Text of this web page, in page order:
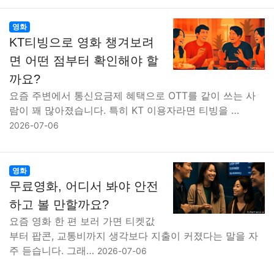
영화
KT티빙으로 영화 챙겨보려
면 어떤 점부터 확인해야 할
까요?
요즘 주변에서 통신요금제 혜택으로 OTT를 같이 쓰는 사
람이 꽤 많아졌습니다. 특히 KT 이용자라면 티빙을 …
2026-07-06
영화
무료영화, 어디서 봐야 안전
하고 볼 만할까요?
요즘 영화 한 편 보러 가면 티켓값
부터 팝콘, 교통비까지 생각보다 지출이 커졌다는 말을 자
주 듣습니다. 그래… 2026-07-06